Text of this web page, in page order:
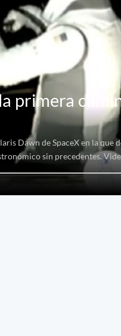
primera
Dawn de SpaceX en la
sin precedentes.